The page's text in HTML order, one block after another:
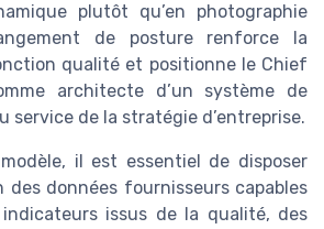
plutôt qu’en photographie
de posture renforce la
qualité et positionne le Chief
architecte d’un système de
service de la stratégie d’entreprise.
il est essentiel de disposer
des données fournisseurs capables
issus de la qualité, des